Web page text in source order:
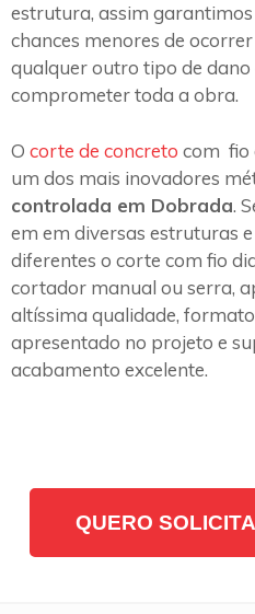
estrutura, assim
chances menores de
qualquer outro tipo de
comprometer toda a obra.
O corte de concreto com fio
um dos mais inovadores
controlada em Dobrada.
em em diversas estruturas
diferentes o corte com fio
cortador manual ou serra,
altíssima qualidade,
apresentado no projeto e
acabamento excelente.
QUERO